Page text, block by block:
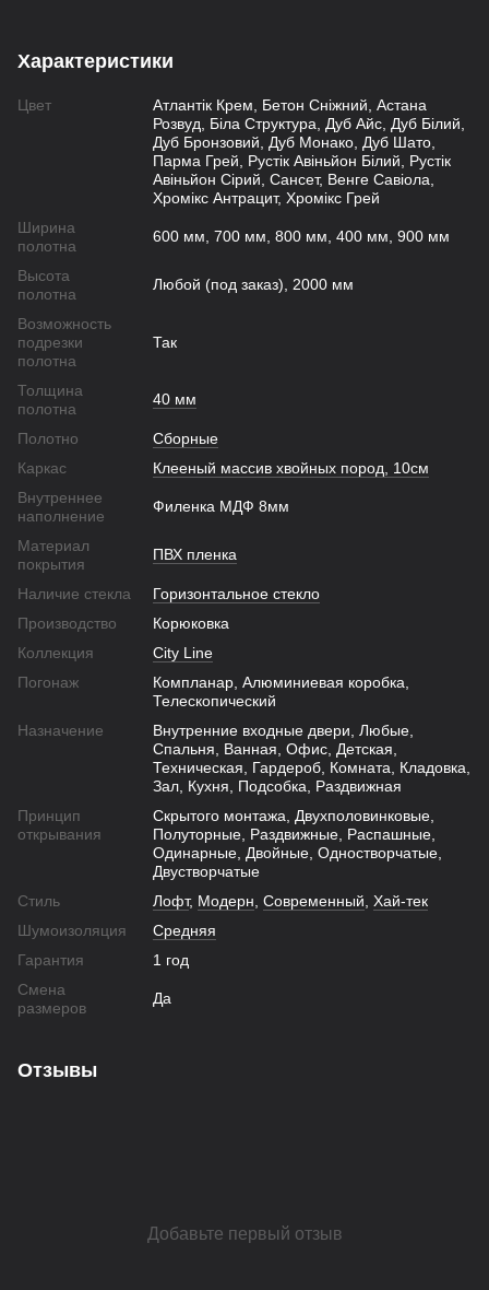
Характеристики
Цвет
Атлантік Крем, Бетон Сніжний, Астана
Розвуд, Біла Структура, Дуб Айс, Дуб Білий,
Дуб Бронзовий, Дуб Монако, Дуб Шато,
Парма Грей, Рустік Авіньйон Білий, Рустік
Авіньйон Сірий, Сансет, Венге Савіола,
Хромікс Антрацит, Хромікс Грей
Ширина
полотна
600 мм, 700 мм, 800 мм, 400 мм, 900 мм
Высота
полотна
Любой (под заказ), 2000 мм
Возможность
подрезки
полотна
Так
Толщина
полотна
40 мм
Полотно
Сборные
Каркас
Клееный массив хвойных пород, 10см
Внутреннее
наполнение
Филенка МДФ 8мм
Материал
покрытия
ПВХ пленка
Наличие стекла
Горизонтальное стекло
Производство
Корюковка
Коллекция
City Line
Погонаж
Компланар, Алюминиевая коробка,
Телескопический
Назначение
Внутренние входные двери, Любые,
Спальня, Ванная, Офис, Детская,
Техническая, Гардероб, Комната, Кладовка,
Зал, Кухня, Подсобка, Раздвижная
Принцип
открывания
Скрытого монтажа, Двухполовинковые,
Полуторные, Раздвижные, Распашные,
Одинарные, Двойные, Одностворчатые,
Двустворчатые
Стиль
Лофт, Модерн Современный Хай-тек
Шумоизоляция
Средняя
Гарантия
1 год
Смена
размеров
Да
Отзывы
Добавьте первый отзыв